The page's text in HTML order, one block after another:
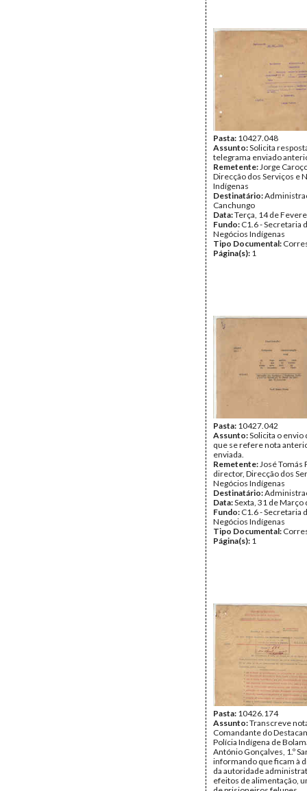
Pasta: 10427.048
Assunto:Solicita
telegrama enviado
Remetente:Jorge
Direcção dos Serviços e
Indígenas
Destinatário:
Canchungo
Data:Terça, 14 de
Fundo: C1.6 - Secretaria
Negócios Indígenas
Tipo Documental:
Página(s): 1
Pasta: 10427.042
Assunto:Solicita o envio
que se refere nota
enviada.
Remetente:José Tomás
director, Direcção dos
Negócios Indígenas
Destinatário:
Data:Sexta, 31 de Março
Fundo: C1.6 - Secretaria
Negócios Indígenas
Tipo Documental:
Página(s): 1
Pasta: 10426.174
Assunto:Transcreve
Comandante do
Polícia Indígena de
António Gonçalves, 1.º
informando que ficam à
da autoridade
efeitos de alimentação,